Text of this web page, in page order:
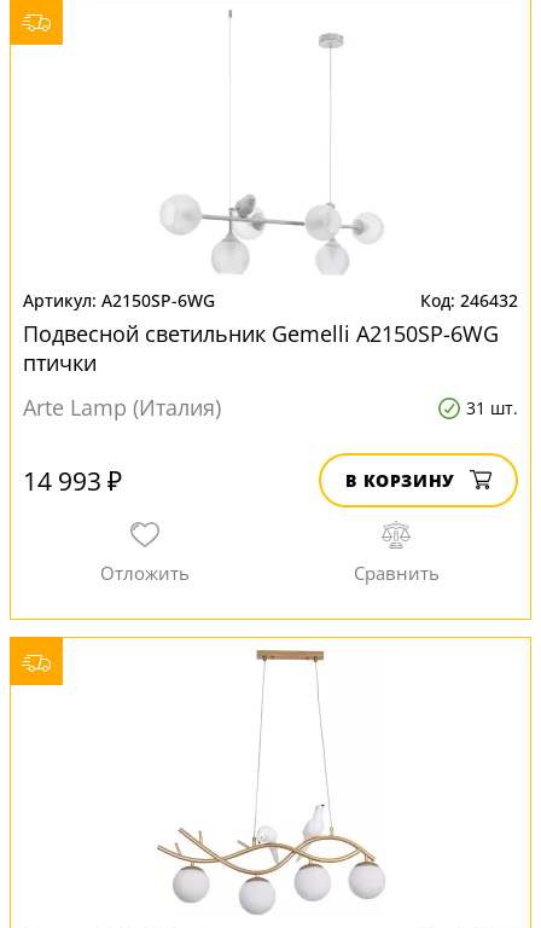
A2150SP-6WG 246432
Подвесной светильник Gemelli A2150SP-6WG
птички
Arte Lamp (Италия)
31 шт.
14 993 ₽ В КОРЗИНУ